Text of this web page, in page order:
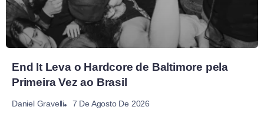
End It Leva o Hardcore de Baltimore pela
Primeira Vez ao Brasil
Daniel Gravelli 7 De Agosto De 2026